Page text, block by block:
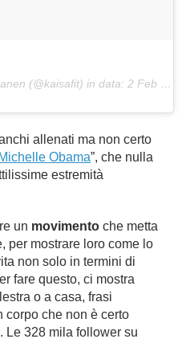
(@kaisafit) in data: 2 Feb 2017 alle ore 06:36 PST
allenati ma non certo
Michelle Obama”, che nulla
estremità
un movimento che metta
per mostrare loro come lo
non solo in termini di
fare questo, ci mostra
o a casa, frasi
corpo che non è certo
Le 328 mila follower su